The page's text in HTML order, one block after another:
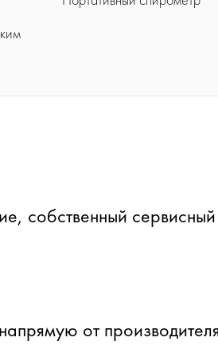
собственный сервисный
от